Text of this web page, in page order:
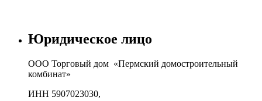
Юридическое лицо
ООО Торговый дом «Пермский домостроительный
комбинат»
ИНН 5907023030,